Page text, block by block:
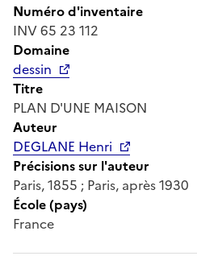
Numéro d'inventaire
INV 65 23 112
Domaine
dessin
Titre
PLAN D'UNE MAISON
Auteur
DEGLANE Henri
Précisions sur l'auteur
Paris, 1855 ; Paris, après 1930
École (pays)
France